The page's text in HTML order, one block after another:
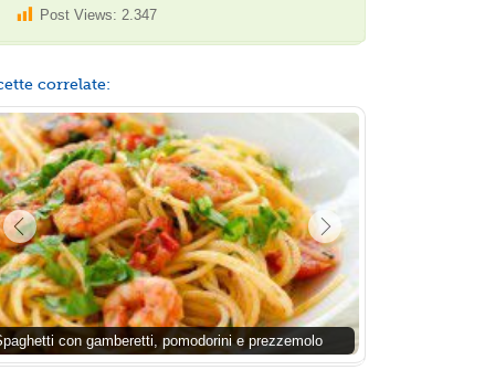
Post Views: 2.347
correlate:
con gamberetti, pomodorini e prezzemolo